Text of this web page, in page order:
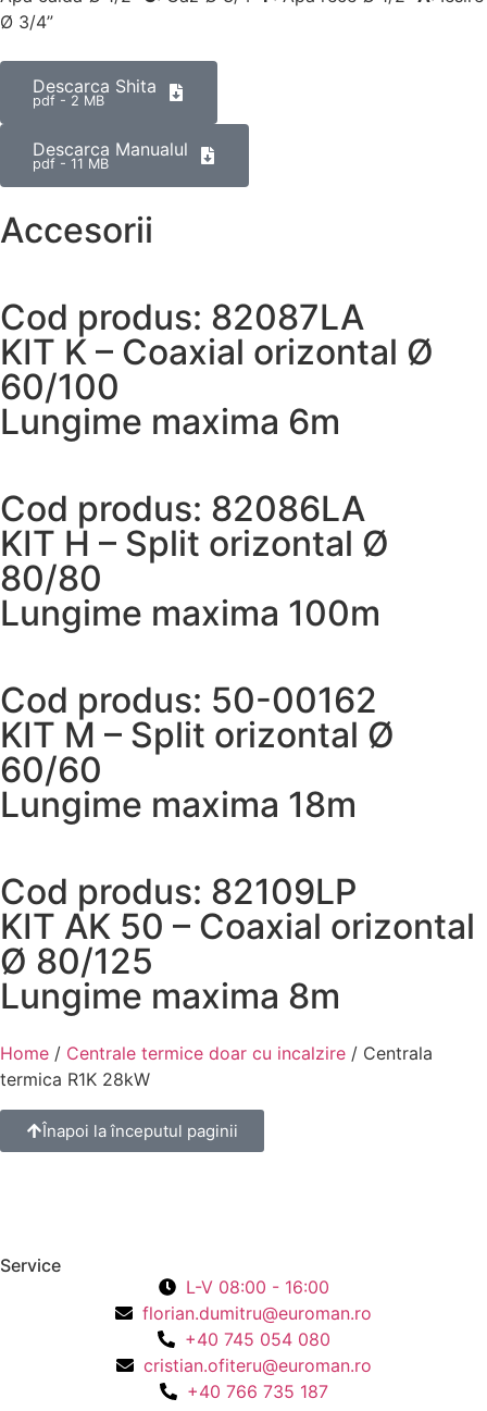
Ø 3/4”
Descarca Shita
pdf - 2 MB
Descarca Manualul
pdf - 11 MB
Accesorii
Cod produs: 82087LA
KIT K – Coaxial orizontal Ø
60/100
Lungime maxima 6m
Cod produs: 82086LA
KIT H – Split orizontal Ø
80/80
Lungime maxima 100m
Cod produs: 50-00162
KIT M – Split orizontal Ø
60/60
Lungime maxima 18m
Cod produs: 82109LP
KIT AK 50 – Coaxial orizontal
Ø 80/125
Lungime maxima 8m
Home / Centrale termice doar cu incalzire / Centrala
termica R1K 28kW
Înapoi la începutul paginii
Service
L-V 08:00 - 16:00
florian.dumitru@euroman.ro
+40 745 054 080
cristian.ofiteru@euroman.ro
+40 766 735 187